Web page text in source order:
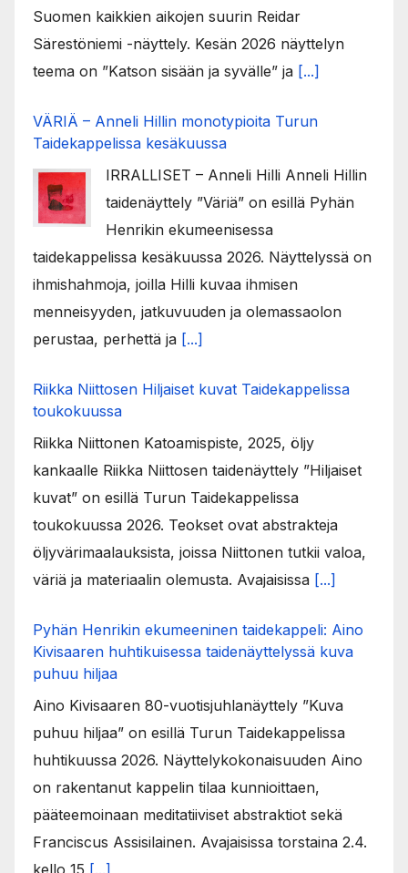
Suomen kaikkien aikojen suurin Reidar
Särestöniemi -näyttely. Kesän 2026 näyttelyn
teema on ”Katson sisään ja syvälle” ja [...]
VÄRIÄ – Anneli Hillin monotypioita Turun
Taidekappelissa kesäkuussa
IRRALLISET – Anneli Hilli Anneli Hillin
taidenäyttely ”Väriä” on esillä Pyhän
Henrikin ekumeenisessa
taidekappelissa kesäkuussa 2026. Näyttelyssä on
ihmishahmoja, joilla Hilli kuvaa ihmisen
menneisyyden, jatkuvuuden ja olemassaolon
perustaa, perhettä ja [...]
Riikka Niittosen Hiljaiset kuvat Taidekappelissa
toukokuussa
Riikka Niittonen Katoamispiste, 2025, öljy
kankaalle Riikka Niittosen taidenäyttely ”Hiljaiset
kuvat” on esillä Turun Taidekappelissa
toukokuussa 2026. Teokset ovat abstrakteja
öljyvärimaalauksista, joissa Niittonen tutkii valoa,
väriä ja materiaalin olemusta. Avajaisissa [...]
Pyhän Henrikin ekumeeninen taidekappeli: Aino
Kivisaaren huhtikuisessa taidenäyttelyssä kuva
puhuu hiljaa
Aino Kivisaaren 80-vuotisjuhlanäyttely ”Kuva
puhuu hiljaa” on esillä Turun Taidekappelissa
huhtikuussa 2026. Näyttelykokonaisuuden Aino
on rakentanut kappelin tilaa kunnioittaen,
pääteemoinaan meditatiiviset abstraktiot sekä
Franciscus Assisilainen. Avajaisissa torstaina 2.4.